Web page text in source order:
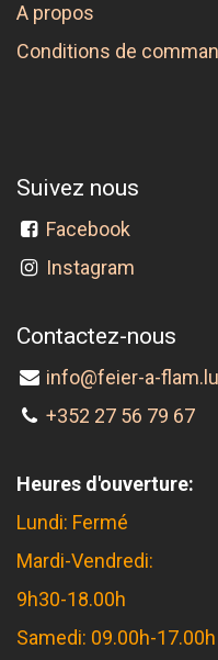
A propos
Conditions de
Suivez nous
Facebook
Instagram
Contactez-nous
info@feier-a-flam.lu
+352 27 56 79 67
Heures d'ouverture:
Lundi: Fermé
Mardi-Vendredi:
9h30-18.00h
Samedi: 09.00h-17.00h